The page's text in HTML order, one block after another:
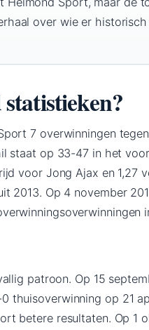
over wie er
7 overwinningen
staat op 33-47 in het
voor Jong Ajax en 1,27
2013. Op 4 november
patroon. Op 15
thuisoverwinning op 21
betere resultaten. Op